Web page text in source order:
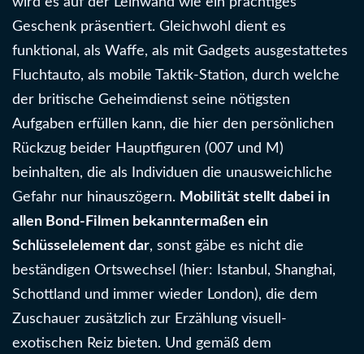
Geschenk präsentiert. Gleichwohl dient es
funktional, als Waffe, als mit Gadgets ausgestattetes
Fluchtauto, als mobile Taktik-Station, durch welche
der britische Geheimdienst seine nötigsten
Aufgaben erfüllen kann, die hier den persönlichen
Rückzug beider Hauptfiguren (007 und M)
beinhalten, die als Individuen die unausweichliche
Gefahr nur hinauszögern. Mobilität stellt dabei in
allen Bond-Filmen bekanntermaßen ein
Schlüsselelement dar, sonst gäbe es nicht die
beständigen Ortswechsel (hier: Istanbul, Shanghai,
Schottland und immer wieder London), die dem
Zuschauer zusätzlich zur Erzählung visuell-
exotischen Reiz bieten. Und gemäß dem